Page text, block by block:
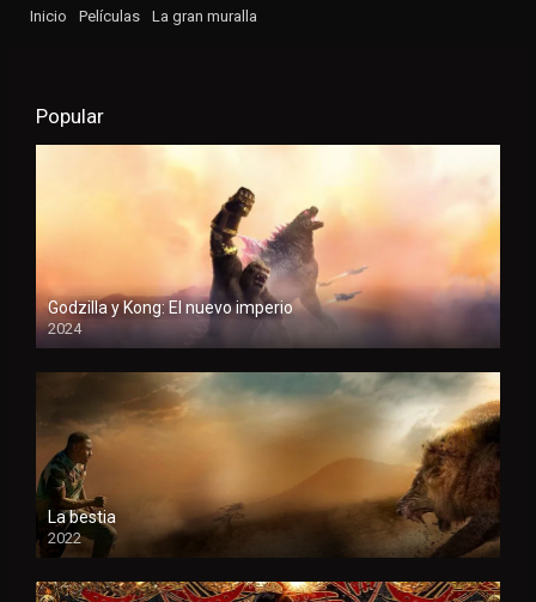
Inicio Películas La gran muralla
Popular
Godzilla y Kong: El nuevo imperio
2024
HD
La bestia
2022